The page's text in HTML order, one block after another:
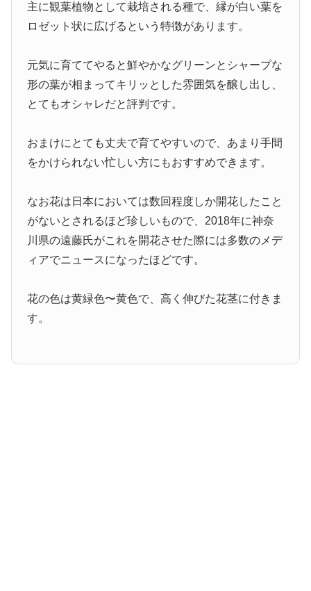
主に観葉植物として栽培される種で、縁が白い葉を
ロゼット状に広げるという特徴があります。
元気に育ててやると鮮やかなグリーンとシャープな
形の葉が相まってキリッとした雰囲気を醸し出し、
とてもオシャレだと評判です。
おまけにとても丈夫で育てやすいので、あまり手間
をかけられない忙しい方にもおすすめできます。
なお花は日本においては数回程度しか開花したこと
がないとされるほど珍しいもので、2018年に神奈
川県の遠藤氏がこれを開花させた際には多数のメデ
ィアでニュースになったほどです。
花の色は黄緑色〜黄色で、高く伸びた花茎に付きま
す。